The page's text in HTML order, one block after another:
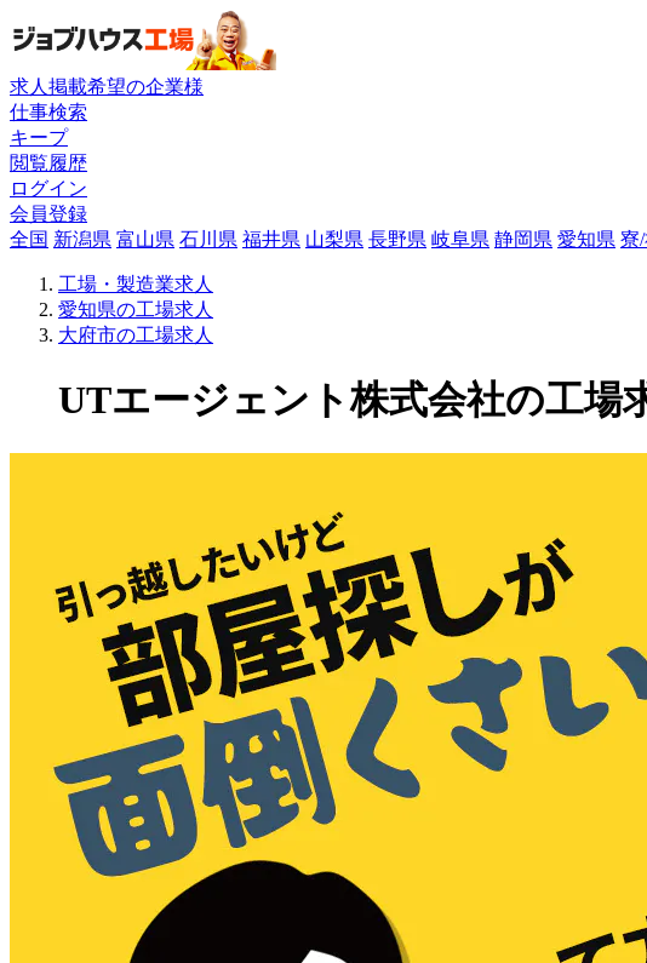
求人掲載希望の企業様
仕事検索
キープ
閲覧履歴
ログイン
会員登録
全国 新潟県 富山県 石川県 福井県 山梨県 長野県 岐阜県 静岡県 愛知県 寮
工場・製造業求人
愛知県の工場求人
大府市の工場求人
UTエージェント株式会社の工場